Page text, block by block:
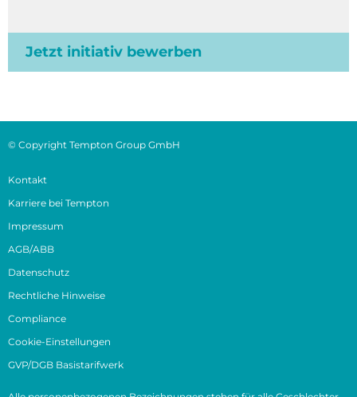
Jetzt initiativ bewerben
© Copyright Tempton Group GmbH
Kontakt
Karriere bei Tempton
Impressum
AGB/ABB
Datenschutz
Rechtliche Hinweise
Compliance
Cookie-Einstellungen
GVP/DGB Basistarifwerk